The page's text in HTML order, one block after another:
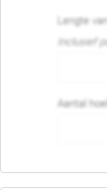
Lengte
Inclusief
Aantal